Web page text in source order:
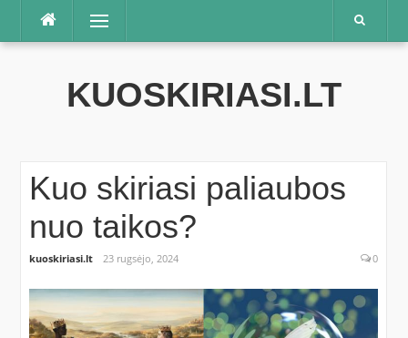
Praleisti
Meniu
KUOSKIRIASI.LT
Kuo skiriasi paliaubos
nuo taikos?
kuoskiriasi.lt 23 rugsėjo, 2024 0